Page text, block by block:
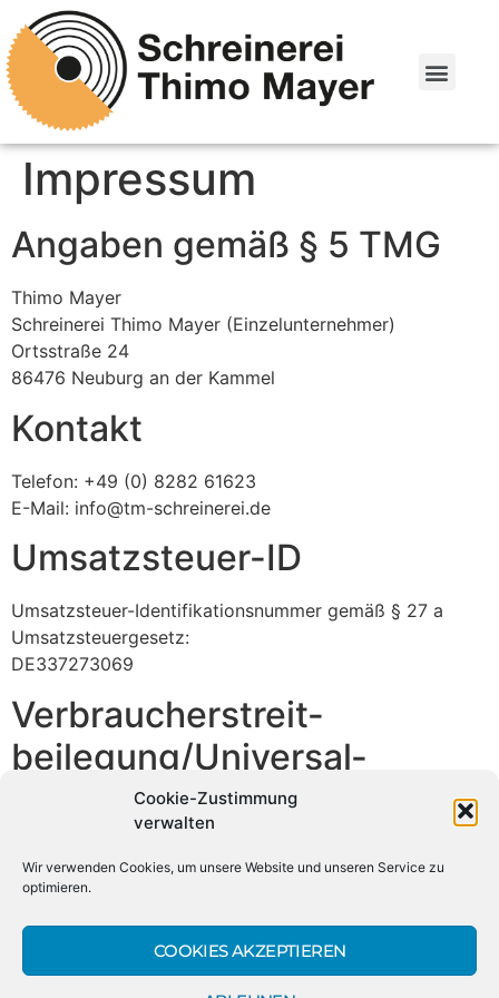
Cookie-Zustimmung
verwalten
Wir verwenden Cookies, um unsere Website und unseren Service zu
optimieren.
COOKIES AKZEPTIEREN
Impressum
Angaben gemäß § 5 TMG
Thimo Mayer
Schreinerei Thimo Mayer (Einzelunternehmer)
Ortsstraße 24
86476 Neuburg an der Kammel
Kontakt
Telefon: +49 (0) 8282 61623
E-Mail: info@tm-schreinerei.de
Umsatzsteuer-ID
Umsatzsteuer-Identifikationsnummer gemäß § 27 a
Umsatzsteuergesetz:
DE337273069
Verbraucher­streit­
beilegung/Universal­
schlichtungs­stelle
Streitbeilegungsverfahren vor einer
© Copyright​ Schreinerei Thimo Mayer 2026